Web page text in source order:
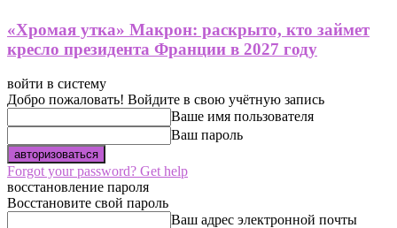
«Хромая утка» Макрон: раскрыто, кто займет
кресло президента Франции в 2027 году
войти в систему
Добро пожаловать! Войдите в свою учётную запись
Ваше имя пользователя
Ваш пароль
Forgot your password? Get help
восстановление пароля
Восстановите свой пароль
Ваш адрес электронной почты